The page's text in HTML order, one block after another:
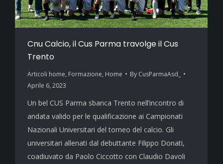
Cnu Calcio, il Cus Parma travolge il Cus
Trento
Articoli home, Formazione, Home By CusParmaAsd_
Aprile 6, 2023
Un bel CUS Parma sbanca Trento nell’incontro di
andata valido per le qualificazione ai Campionati
Nazionali Universitari del torneo del calcio. Gli
universitari allenati dal debuttante Filippo Donati,
coadiuvato da Paolo Ciccotto con Claudio Davoli